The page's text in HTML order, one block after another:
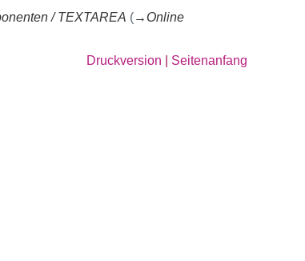
/ TEXTAREA (→Online
Druckversion
Seitenanfang